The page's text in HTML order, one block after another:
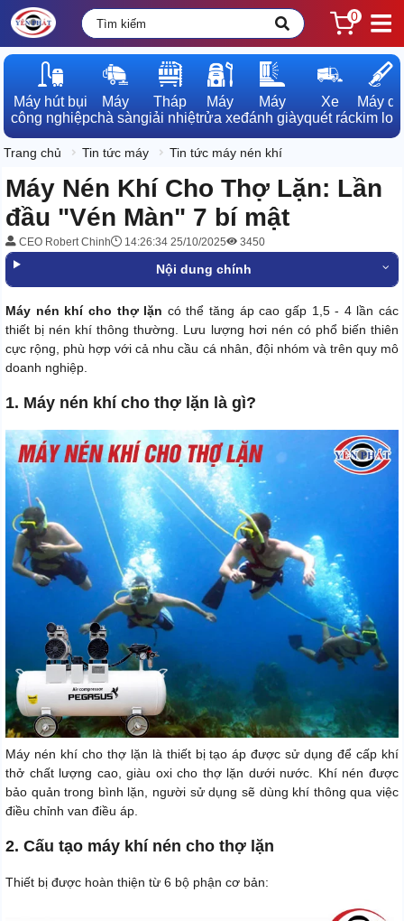
0
Máy hút bụi
công nghiệp
Máy
chà sàn
Tháp
giải nhiệt
Máy
rửa xe
Máy
đánh giày
Xe
quét rác
Máy dò
kim loại
Trang chủ Tin tức máy Tin tức máy nén khí
Máy Nén Khí Cho Thợ Lặn: Lần
đầu "Vén Màn" 7 bí mật
CEO Robert Chinh 14:26:34 25/10/2025 3450
Nội dung chính
Máy nén khí cho thợ lặn có thể tăng áp cao gấp 1,5 - 4 lần các
thiết bị nén khí thông thường. Lưu lượng hơi nén có phổ biến thiên
cực rộng, phù hợp với cả nhu cầu cá nhân, đội nhóm và trên quy mô
doanh nghiệp.
1. Máy nén khí cho thợ lặn là gì?
Máy nén khí cho thợ lặn là thiết bị tạo áp được sử dụng để cấp khí
thở chất lượng cao, giàu oxi cho thợ lặn dưới nước. Khí nén được
bảo quản trong bình lặn, người sử dụng sẽ dùng khí thông qua việc
điều chỉnh van điều áp.
2. Cấu tạo máy khí nén cho thợ lặn
Thiết bị được hoàn thiện từ 6 bộ phận cơ bản: